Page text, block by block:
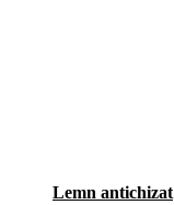
Lemn antichizat